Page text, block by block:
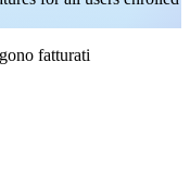
fatturati